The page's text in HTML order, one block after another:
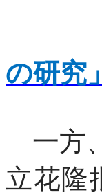
ｗ
の研究
一方、
立花隆